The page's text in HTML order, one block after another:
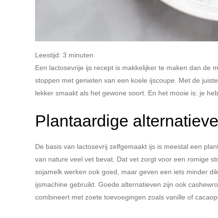
Leestijd: 3 minuten
Een lactosevrije ijs recept is makkelijker te maken dan de
stoppen met genieten van een koele ijscoupe. Met de
lekker smaakt als het gewone soort. En het mooie is: je
Plantaardige
De basis van lactosevrij zelfgemaakt ijs is meestal een
van nature veel vet bevat. Dat vet zorgt voor een romige
sojamelk werken ook goed, maar geven een iets minder
ijsmachine gebruikt. Goede alternatieven zijn ook
combineert met zoete toevoegingen zoals vanille of